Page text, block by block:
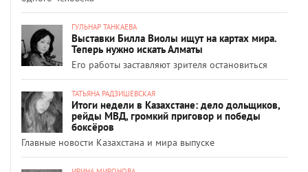
ГУЛЬНАР ТАНКАЕВА
Выставки Билла Виолы ищут на картах мира.
Теперь нужно искать Алматы
Его работы заставляют зрителя остановиться
ТАТЬЯНА РАДЗИШЕВСКАЯ
Итоги недели в Казахстане: дело дольщиков,
рейды МВД, громкий приговор и победы
боксёров
Главные новости Казахстана и мира выпуске